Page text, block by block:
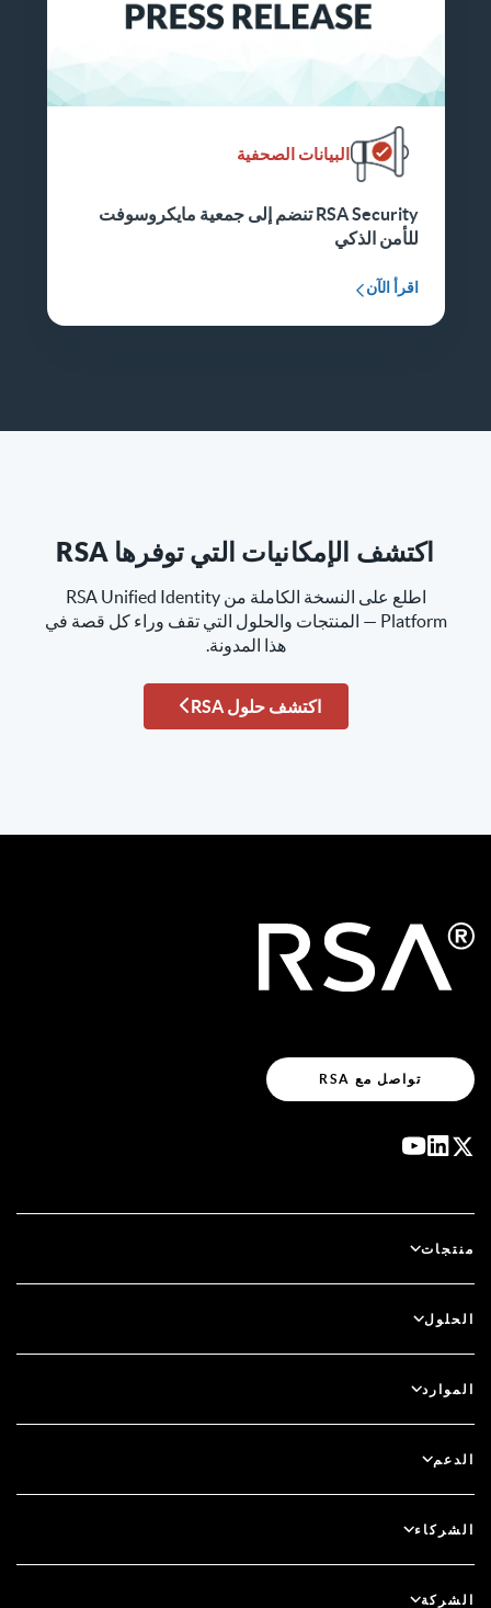
البيانات الصحفية
RSA Security تنضم إلى جمعية مايكروسوفت
للأمن الذكي
اقرأ الآن
اكتشف الإمكانيات التي توفرها RSA
اطلع على النسخة الكاملة من RSA Unified Identity
Platform — المنتجات والحلول التي تقف وراء كل قصة في
هذا المدونة.
اكتشف حلول RSA
تواصل مع RSA
منتجات
سكيور آي دي (SecurID)
الحلول
المصادقة متعددة العوامل
الخدمات المالية
الموارد
المدونة
الدعم
دعم العملاء
الشركاء
الشركة